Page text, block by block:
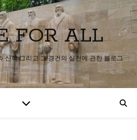
FOR ALL
신학 그리고 그 경건의 실천에 관한 블로그